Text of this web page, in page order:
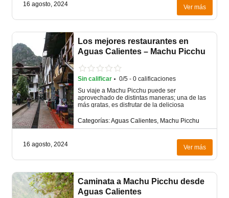
16 agosto, 2024 Ver más
Los mejores restaurantes en
Aguas Calientes – Machu Picchu
Sin calificar ·0/5 - 0 calificaciones
Su viaje a Machu Picchu puede ser
aprovechado de distintas maneras; una de las
más gratas, es disfrutar de la deliciosa
Categorías: Aguas Calientes, Machu Picchu
16 agosto, 2024 Ver más
Caminata a Machu Picchu desde
Aguas Calientes